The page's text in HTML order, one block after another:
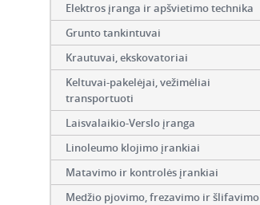
Elektros įranga ir apšvietimo technika
Grunto tankintuvai
Krautuvai, ekskovatoriai
Keltuvai-pakelėjai, vežimėliai
transportuoti
Laisvalaikio-Verslo įranga
Linoleumo klojimo įrankiai
Matavimo ir kontrolės įrankiai
Medžio pjovimo, frezavimo ir šlifavimo